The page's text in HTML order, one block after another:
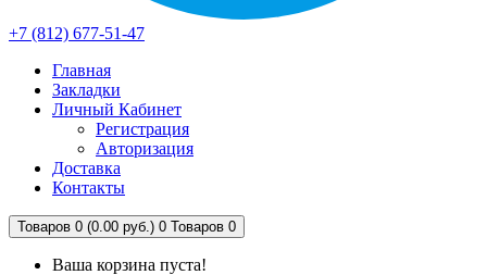
+7 (812) 677-51-47
Главная
Закладки
Личный Кабинет
Регистрация
Авторизация
Доставка
Контакты
Товаров 0 (0.00 руб.) 0 Товаров 0
Ваша корзина пуста!